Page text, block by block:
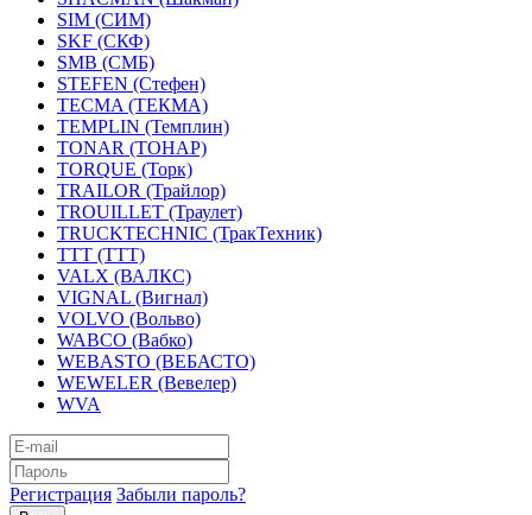
SIM (СИМ)
SKF (СКФ)
SMB (СМБ)
STEFEN (Стефен)
TECMA (ТЕКМА)
TEMPLIN (Темплин)
TONAR (ТОНАР)
TORQUE (Торк)
TRAILOR (Трайлор)
TROUILLET (Траулет)
TRUCKTECHNIC (ТракТехник)
TTT (ТТТ)
VALX (ВАЛКС)
VIGNAL (Вигнал)
VOLVO (Вольво)
WABCO (Вабко)
WEBASTO (ВЕБАСТО)
WEWELER (Вевелер)
WVA
Регистрация Забыли пароль?